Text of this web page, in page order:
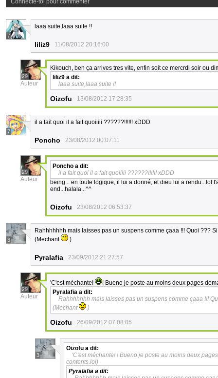
Connecte-toi pour commenter
7
laaa suite,laaa suite !!
liliz9 11/08/2012 20:16:00
29
Auteur
Kikouch, ben ça arrives tres vite, enfin soit ce mercrdi soir ou
liliz9 a dit:
laaa suite,laaa suite !!
Oizofu 13/08/2012 17:28:35
7
il a fait quoi il a fait quoiiiii ??????!!!!!! xDDD
Poncho 23/08/2012 00:07:11
29
Auteur
Poncho a dit:
il a fait quoi il a fait quoiiiii ??????!!!!!! xDDD
being... en toute logique, il lui a donné, et dieu lui a rendu...lol
end...halala...^^
Oizofu 23/08/2012 06:53:37
3
Rahhhhhhh mais laisses pas un suspens comme çaaa !!! Quoi ???
(Mechant
)
Pyralafia 23/09/2012 21:27:57
29
Auteur
'C'est méchante!
! Bueno je poste au moins deux pages
Pyralafia a dit:
Rahhhhhhh mais laisses pas un suspens comme çaaa !!!
(Mechant
)
Oizofu 26/09/2012 07:08:05
3
Oizofu a dit:
'C'est méchante! ! Bueno je poste au moins deux
contents.lol)
Pyralafia a dit: